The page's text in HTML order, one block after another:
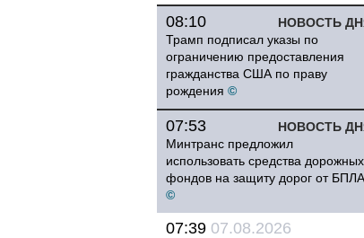
НОВОСТЬ
08:10
Трамп подписал указы по
ограничению предоставления
гражданства США по праву
рождения ©
НОВОСТЬ
07:53
Минтранс предложил
использовать средства дорожных
фондов на защиту дорог от БПЛА
©
07:39 07.08.2026